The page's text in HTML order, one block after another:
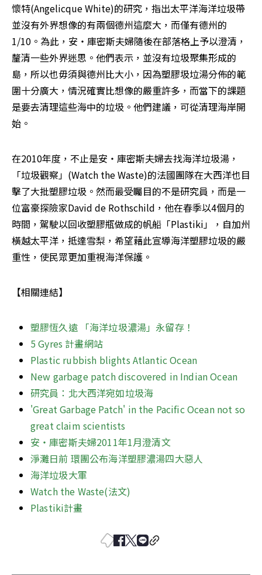
懷特(Angelicque White)的研究，指出太平洋海洋垃圾帶
並沒有外界想像的有兩個德州這麼大，而僅有德州的
1/10。為此，安‧庫密斯夫婦隨後在部落格上予以澄清，
釐清一些外界迷思。他們表示，並沒有垃圾聚集形成的
島，所以也毋須與德州比大小，因為塑膠圾垃湯分佈的範
圍十分廣大，情況確實比想像的嚴重許多，而當下的課題
是要去清理這些海中的垃圾。他們建議，可從清理海岸開
始。
在2010年度，不止是安‧庫密斯夫婦去找海洋垃圾湯，
「垃圾觀察」(Watch the Waste)的法國團隊在大西洋也目
擊了大批塑膠垃圾。然而最受矚目的不是研究員，而是一
位富豪探險家David de Rothschild，他在春季以4個月的
時間，駕駛以回收塑膠瓶做成的帆船「Plastiki」，自加州
橫越太平洋，抵達雪梨，希望藉此宣導海洋塑膠垃圾的嚴
重性，使民眾更加重視海洋保護。
【相關連結】
塑膠恆久遠 「海洋垃圾濃湯」永留存！
5 Gyres 計畫網站
Plastic rubbish blights Atlantic Ocean
New garbage patch discovered in Indian Ocean
研究員：北大西洋宛如垃圾海
'Great Garbage Patch' in the Pacific Ocean not so
great claim scientists
安‧庫密斯夫婦2011年1月澄清文
淨灘日前 環團公布海洋塑膠濃湯四大惡人
海洋垃圾大軍
Watch the Waste(法文)
Plastiki計畫